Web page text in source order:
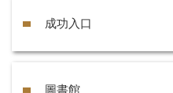
成功入口
圖書館